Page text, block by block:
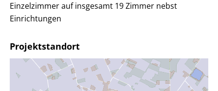
Einzelzimmer auf insgesamt 19 Zimmer nebst
Einrichtungen
Projektstandort